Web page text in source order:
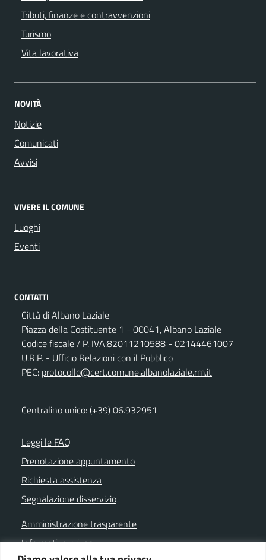
Tributi, finanze e contravvenzioni
Turismo
Vita lavorativa
NOVITÀ
Notizie
Comunicati
Avvisi
VIVERE IL COMUNE
Luoghi
Eventi
CONTATTI
Città di Albano Laziale
Piazza della Costituente 1 - 00041, Albano Laziale
Codice fiscale / P. IVA:82011210588 - 02144461007
U.R.P. - Ufficio Relazioni con il Pubblico
PEC: protocollo@cert.comune.albanolaziale.rm.it
Centralino unico: (+39) 06.932951
Leggi le FAQ
Prenotazione appuntamento
Richiesta assistenza
Segnalazione disservizio
Amministrazione trasparente
Informativa privacy